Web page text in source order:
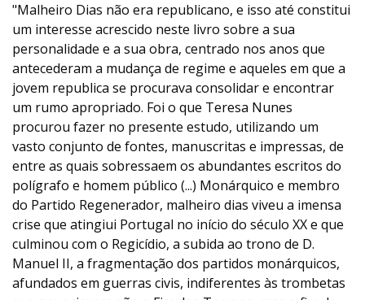
"Malheiro Dias não era republicano, e isso até constitui
um interesse acrescido neste livro sobre a sua
personalidade e a sua obra, centrado nos anos que
antecederam a mudança de regime e aqueles em que a
jovem republica se procurava consolidar e encontrar
um rumo apropriado. Foi o que Teresa Nunes
procurou fazer no presente estudo, utilizando um
vasto conjunto de fontes, manuscritas e impressas, de
entre as quais sobressaem os abundantes escritos do
polígrafo e homem público (...) Monárquico e membro
do Partido Regenerador, malheiro dias viveu a imensa
crise que atingiui Portugal no início do século XX e que
culminou com o Regicídio, a subida ao trono de D.
Manuel II, a fragmentação dos partidos monárquicos,
afundados em guerras civis, indiferentes às trombetas